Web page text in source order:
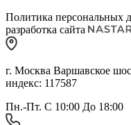
Политика персональных
разработка сайта
г. Москва Варшавское
индекс: 117587
Пн.-Пт. С 10:00 До 18:00